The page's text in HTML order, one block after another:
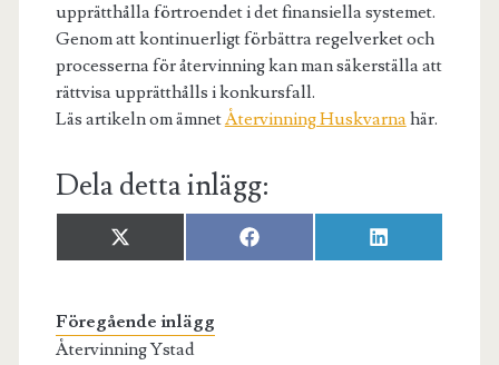
upprätthålla förtroendet i det finansiella systemet.
Genom att kontinuerligt förbättra regelverket och
processerna för återvinning kan man säkerställa att
rättvisa upprätthålls i konkursfall.
Läs artikeln om ämnetÅtervinning Huskvarnahär.
Dela detta inlägg:
Dela
på
X
(
i
t
t
Dela
på
F
a
Dela
på
L
i
Föregående inlägg
Återvinning Ystad